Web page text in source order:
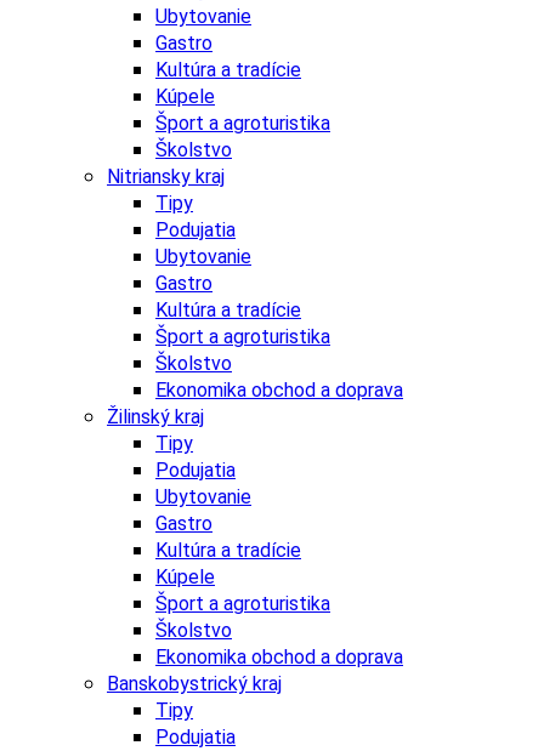
Ubytovanie
Gastro
Kultúra a tradície
Kúpele
Šport a agroturistika
Školstvo
Nitriansky kraj
Tipy
Podujatia
Ubytovanie
Gastro
Kultúra a tradície
Šport a agroturistika
Školstvo
Ekonomika obchod a doprava
Žilinský kraj
Tipy
Podujatia
Ubytovanie
Gastro
Kultúra a tradície
Kúpele
Šport a agroturistika
Školstvo
Ekonomika obchod a doprava
Banskobystrický kraj
Tipy
Podujatia